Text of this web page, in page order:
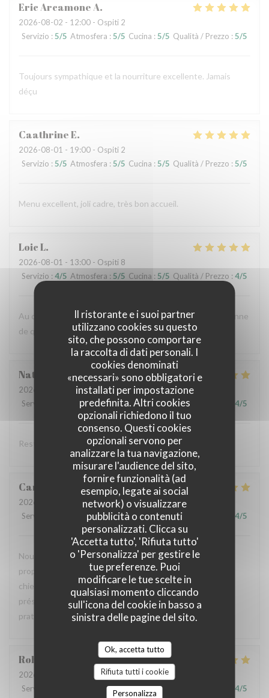
Il ristorante e i suoi partner
utilizzano cookies su questo
sito, che possono comportare
la raccolta di dati personali. I
cookies denominati
«necessari» sono obbligatori e
installati per impostazione
predefinita. Altri cookies
opzionali richiedono il tuo
consenso. Questi cookies
opzionali servono per
analizzare la tua navigazione,
misurare l'audience del sito,
fornire funzionalità (ad
esempio, legate ai social
network) o visualizzare
pubblicità o contenuti
personalizzati. Clicca su
'Accetta tutto', 'Rifiuta tutto'
o 'Personalizza' per gestire le
tue preferenze. Puoi
modificare le tue scelte in
qualsiasi momento cliccando
sull'icona del cookie in basso a
sinistra delle pagine del sito.
Ok, accetta tutto
Rifiuta tutti i cookie
Personalizza
Eric ArcamoneA
2026-08-02 - 12:00 - Ospiti 2
Servizio : 5/5 Atmosfera : 5/5 Cucina : 5/5 Qualità / Prezzo : 5/5
Toujours sympathique et la nourriture excellente. Jamais
déçu
CaathrineE
2026-08-01 - 19:00 - Ospiti 2
Servizio :5/5 Atmosfera : 5/5 Cucina : 5/5 Qualità / Prezzo :5/5
Menu excellent, joli cadre, très bon accueil.
LoicL
2026-08-01 - 13:00 - Ospiti 8
Servizio : 4/5 Atmosfera : 5/5 Cucina : 5/5 Qualità / Prezzo : 4/5
Au calme sur le plateau, une belle adresse de cuisine italienne
de qualité.
Nathalie B
2026-07-31
- 13:00 - Ospiti 2
Servizio
Atmosfera:4/5 Cucina: 5/5 Qualità / Prezzo 4/5
Restaurant italien avec une très belle carte, j’adore .
Camille
2026-07-30
- 20:00 - Ospiti 2
Servizio
Atmosfera: 5/5 Cucina: 5/5 Qualità / Prezzo 4/5
Nous avons passé un excellent moment, la carte italienne
propose des plats généreux, la terrasse est adaptée aux
chiens et le service est très agréable. Cependant, la carte
présentée sur une ardoise géante n'est pas des plus
pratiques.
Robin
2026-07-29
- 20:30 - Ospiti 4
Servizio
Atmosfera:5/5 Cucina:5/5 4/5